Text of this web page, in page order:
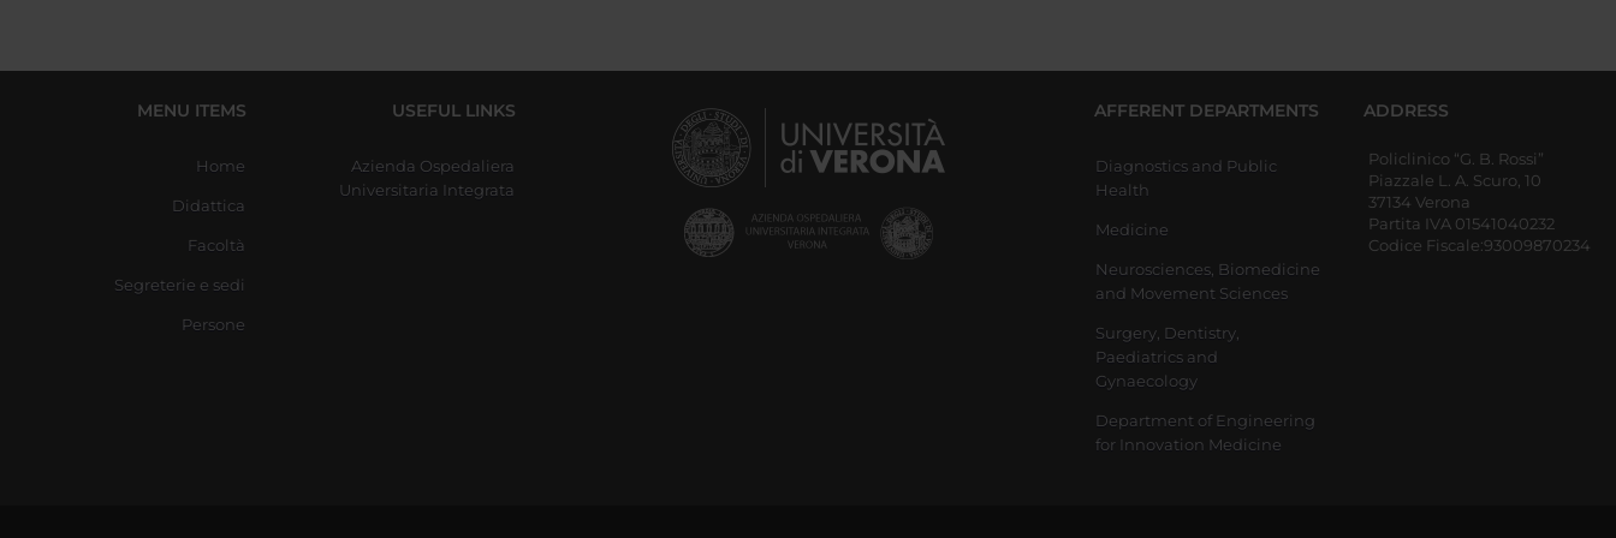
MENU ITEMS
Home
Didattica
Facoltà
Segreterie e sedi
Persone
USEFUL LINKS
Azienda Ospedaliera
Universitaria Integrata
AFFERENT DEPARTMENTS
Diagnostics and Public
Health
Medicine
Neurosciences, Biomedicine
and Movement Sciences
Surgery, Dentistry,
Paediatrics and
Gynaecology
Department of Engineering
for Innovation Medicine
ADDRESS
Policlinico “G. B. Rossi”
Piazzale L. A. Scuro, 10
37134 Verona
Partita IVA 01541040232
Codice Fiscale:93009870234